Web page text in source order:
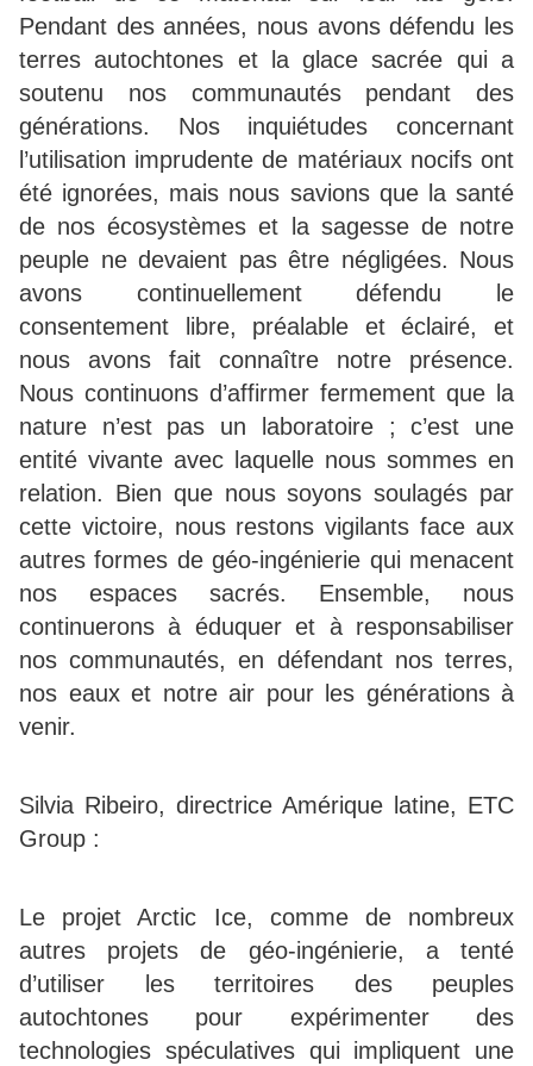
Pendant des années, nous avons défendu les
terres autochtones et la glace sacrée qui a
soutenu nos communautés pendant des
générations. Nos inquiétudes concernant
l’utilisation imprudente de matériaux nocifs ont
été ignorées, mais nous savions que la santé
de nos écosystèmes et la sagesse de notre
peuple ne devaient pas être négligées. Nous
avons continuellement défendu le
consentement libre, préalable et éclairé, et
nous avons fait connaître notre présence.
Nous continuons d’affirmer fermement que la
nature n’est pas un laboratoire ; c’est une
entité vivante avec laquelle nous sommes en
relation. Bien que nous soyons soulagés par
cette victoire, nous restons vigilants face aux
autres formes de géo-ingénierie qui menacent
nos espaces sacrés. Ensemble, nous
continuerons à éduquer et à responsabiliser
nos communautés, en défendant nos terres,
nos eaux et notre air pour les générations à
venir.
Silvia Ribeiro, directrice Amérique latine, ETC
Group :
Le projet Arctic Ice, comme de nombreux
autres projets de géo-ingénierie, a tenté
d’utiliser les territoires des peuples
autochtones pour expérimenter des
technologies spéculatives qui impliquent une